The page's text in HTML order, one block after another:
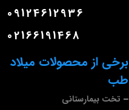
برخی از محصولات میلاد
طب
تخت بیمارستانی
09124612936
02166191468